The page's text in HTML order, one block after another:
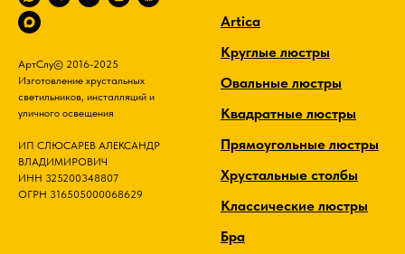
АртСлу© 2016-2025
Изготовление хрустальных
светильников, инсталляций и
уличного освещения
ИП СЛЮСАРЕВ АЛЕКСАНДР
ВЛАДИМИРОВИЧ
ИНН 325200348807
ОГРН 316505000068629
Artica
Круглые люстры
Овальные люстры
Квадратные люстры
Прямоугольные люстры
Хрустальные столбы
Классические люстры
Бра